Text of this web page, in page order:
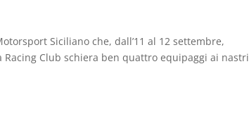
Siciliano che, dall’11 al 12 settembre,
Club schiera ben quattro equipaggi ai nastri